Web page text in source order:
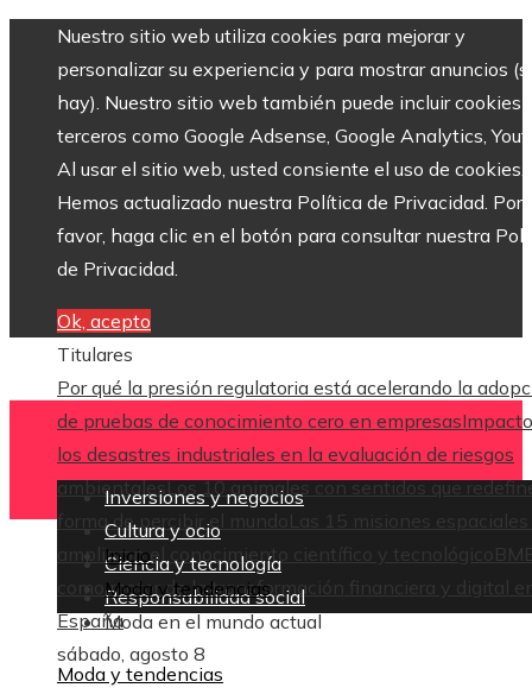
Nuestro sitio web utiliza cookies para mejorar y
personalizar su experiencia y para mostrar anuncios
hay). Nuestro sitio web también puede incluir cookies
terceros como Google Adsense, Google Analytics,
Al usar el sitio web, usted consiente el uso de cookies.
Hemos actualizado nuestra Política de Privacidad. Por
favor, haga clic en el botón para consultar nuestra
de Privacidad.
Ok, acepto
Titulares
Por qué la presión regulatoria está acelerando la
de pruebas de conocimiento cero en empresas
los desastres industriales en la evaluación de riesgos
ambientalesLos 10 animales con sentidos que
forma de percibir el mundo Las 15 misiones espaciales
ampliaron el conocimiento científico y tecnológico
como motor de la transformación financiera y digital
España
sábado, agosto 8
Inversiones y negocios
Cultura y ocio
Ciencia y tecnología
Responsabilidad social
Inicio
Moda y tendencias
Moda en el mundo actual
Moda y tendencias